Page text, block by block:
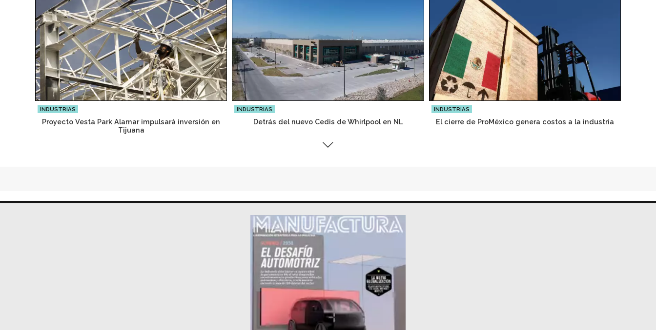
INDUSTRIAS
Proyecto Vesta Park Alamar impulsará inversión en
Tijuana
INDUSTRIAS
Detrás del nuevo Cedis de Whirlpool en NL
INDUSTRIAS
El cierre de ProMéxico genera costos a la industria